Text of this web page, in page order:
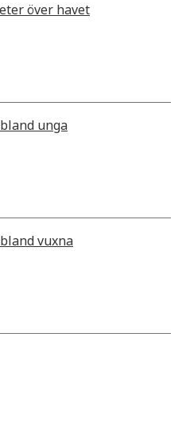
över havet
unga
vuxna